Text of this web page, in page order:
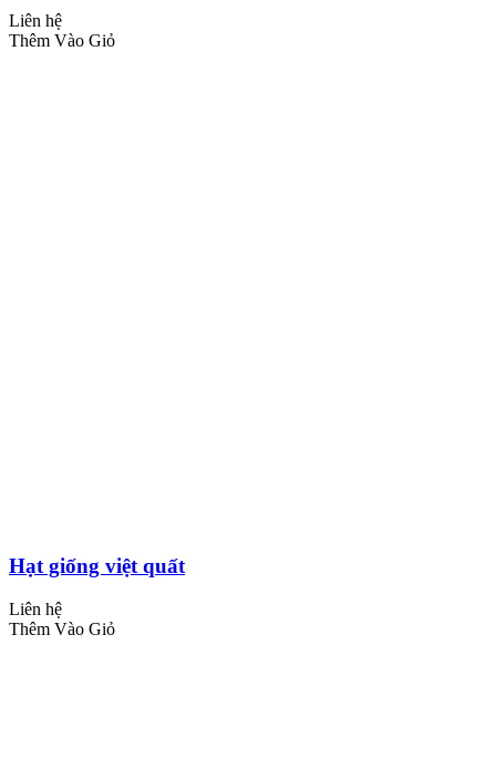
Liên hệ
Thêm Vào Giỏ
Hạt giống việt quất
Liên hệ
Thêm Vào Giỏ